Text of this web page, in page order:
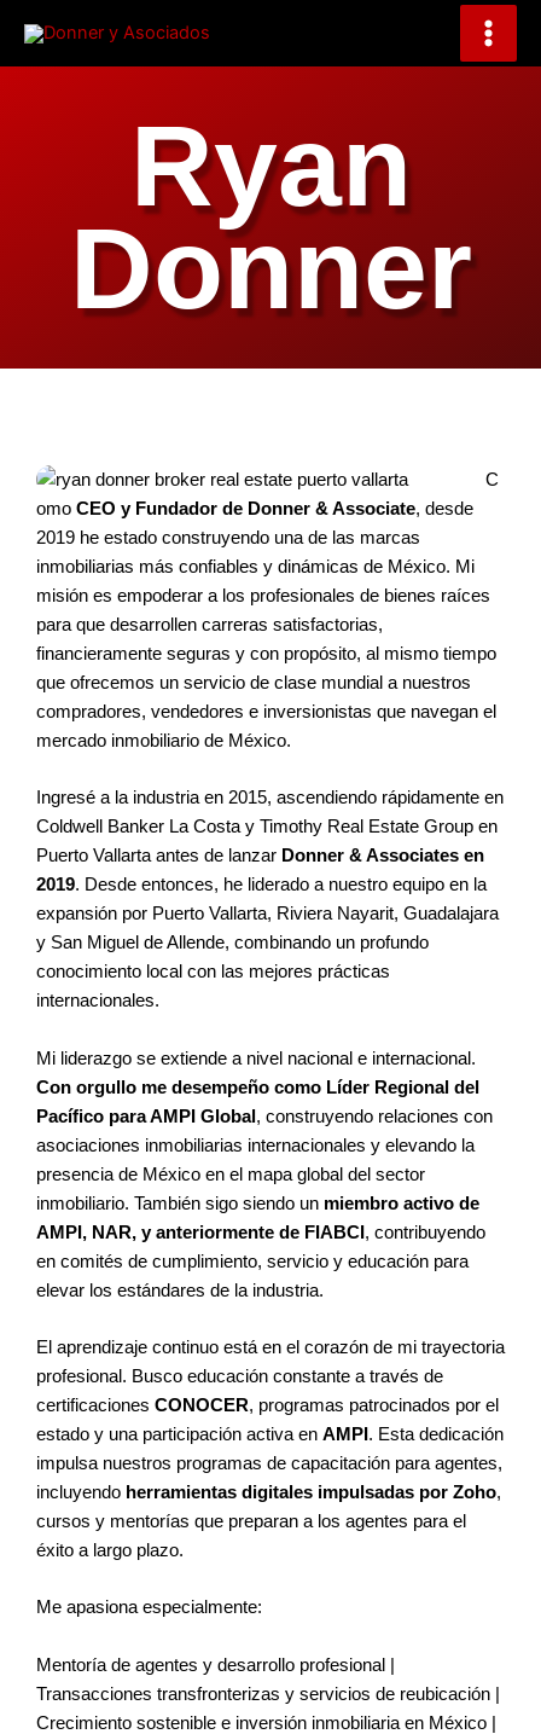
contenido
Ryan
Donner
C
omo CEO y Fundador de Donner & Associate, desde
2019 he estado construyendo una de las marcas
inmobiliarias más confiables y dinámicas de México. Mi
misión es empoderar a los profesionales de bienes raíces
para que desarrollen carreras satisfactorias,
financieramente seguras y con propósito, al mismo tiempo
que ofrecemos un servicio de clase mundial a nuestros
compradores, vendedores e inversionistas que navegan el
mercado inmobiliario de México.
Ingresé a la industria en 2015, ascendiendo rápidamente en
Coldwell Banker La Costa y Timothy Real Estate Group en
Puerto Vallarta antes de lanzar Donner & Associates en
2019. Desde entonces, he liderado a nuestro equipo en la
expansión por Puerto Vallarta, Riviera Nayarit, Guadalajara
y San Miguel de Allende, combinando un profundo
conocimiento local con las mejores prácticas
internacionales.
Mi liderazgo se extiende a nivel nacional e internacional.
Con orgullo me desempeño como Líder Regional del
Pacífico para AMPI Global , construyendo relaciones con
asociaciones inmobiliarias internacionales y elevando la
presencia de México en el mapa global del sector
inmobiliario. También sigo siendo un miembro activo de
AMPI, NAR, y anteriormente de FIABCI , contribuyendo
en comités de cumplimiento, servicio y educación para
elevar los estándares de la industria.
El aprendizaje continuo está en el corazón de mi trayectoria
profesional. Busco educación constante a través de
certificaciones CONOCER, programas patrocinados por el
estado y una participación activa en AMPI . Esta dedicación
impulsa nuestros programas de capacitación para agentes,
incluyendo herramientas digitales impulsadas por Zoho,
cursos y mentorías que preparan a los agentes para el
éxito a largo plazo.
Me apasiona especialmente:
Mentoría de agentes y desarrollo profesional |
Transacciones transfronterizas y servicios de reubicación |
Crecimiento sostenible e inversión inmobiliaria en México |